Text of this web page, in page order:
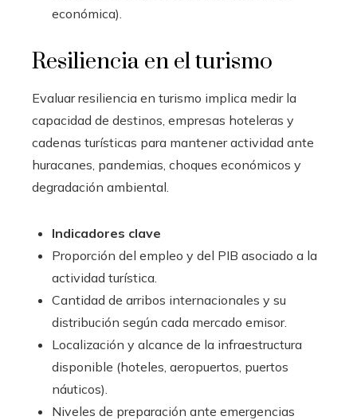
económica).
Resiliencia en el turismo
Evaluar resiliencia en turismo implica medir la
capacidad de destinos, empresas hoteleras y
cadenas turísticas para mantener actividad ante
huracanes, pandemias, choques económicos y
degradación ambiental.
Indicadores clave
Proporción del empleo y del PIB asociado a la
actividad turística.
Cantidad de arribos internacionales y su
distribución según cada mercado emisor.
Localización y alcance de la infraestructura
disponible (hoteles, aeropuertos, puertos
náuticos).
Niveles de preparación ante emergencias